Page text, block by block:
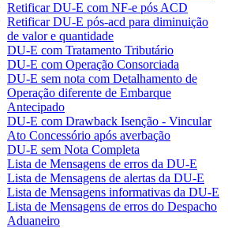
Retificar DU-E com NF-e pós ACD
Retificar DU-E pós-acd para diminuição
de valor e quantidade
DU-E com Tratamento Tributário
DU-E com Operação Consorciada
DU-E sem nota com Detalhamento de
Operação diferente de Embarque
Antecipado
DU-E com Drawback Isenção - Vincular
Ato Concessório após averbação
DU-E sem Nota Completa
Lista de Mensagens de erros da DU-E
Lista de Mensagens de alertas da DU-E
Lista de Mensagens informativas da DU-E
Lista de Mensagens de erros do Despacho
Aduaneiro